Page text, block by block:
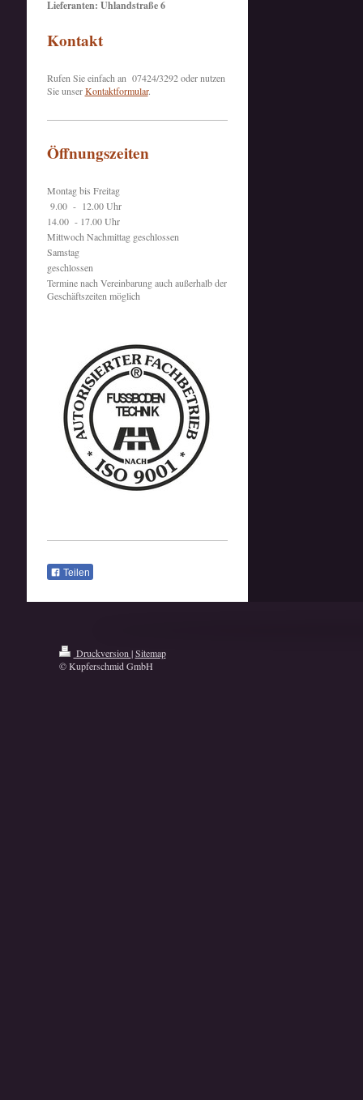
Lieferanten: Uhlandstraße 6
Kontakt
Rufen Sie einfach an 07424/3292 oder nutzen
Sie unserKontaktformular.
Öffnungszeiten
Montag bis Freitag
9.00 - 12.00 Uhr
14.00 - 17.00 Uhr
Mittwoch Nachmittag geschlossen
Samstag
geschlossen
Termine nach Vereinbarung auch außerhalb der
Geschäftszeiten möglich
Teilen
Druckversion | Sitemap
© Kupferschmid GmbH